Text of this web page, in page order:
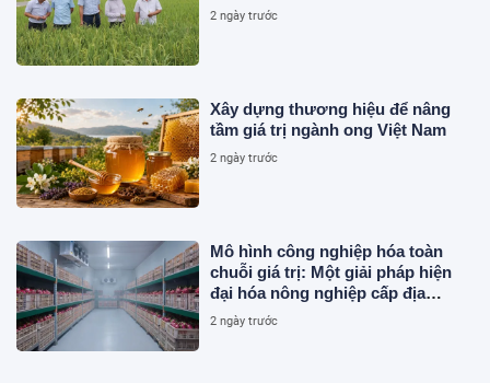
2 ngày trước
Xây dựng thương hiệu để nâng
tầm giá trị ngành ong Việt Nam
2 ngày trước
Mô hình công nghiệp hóa toàn
chuỗi giá trị: Một giải pháp hiện
đại hóa nông nghiệp cấp địa
phương tại Việt Nam
2 ngày trước